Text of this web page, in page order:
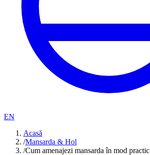
EN
Acasă
/Mansarda & Hol
/Cum amenajezi mansarda în mod